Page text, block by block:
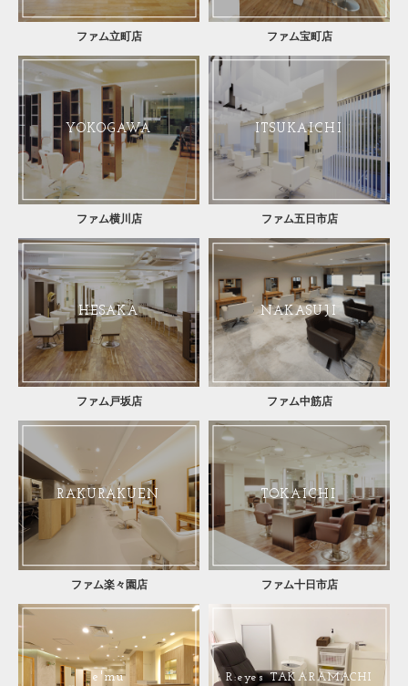
ファム立町店 ファム宝町店
YOKOGAWA
ファム横川店
ITSUKAICHI
ファム五日市店
HESAKA
ファム戸坂店
NAKASUJI
ファム中筋店
RAKURAKUEN
ファム楽々園店
TOKAICHI
ファム十日市店
e'mu R:eyes TAKARAMACHI